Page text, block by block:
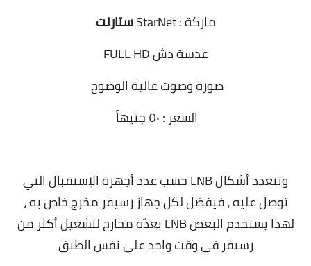
ماركة : StarNet
ستارنت
عدسة دش FULL HD
صورة وصوت عالية الوضوح
السعر : ٥٠ جنيهاً
وتتعدد أشكال LNB حسب عدد أجهزة الإستقبال التي
توصل عليه ، فيفضل لكل جهاز رسيفر مخرج خاص به ،
لهذا يستخدم البعض LNB بعدّة مخارج لتشغيل أكثر من
رسيفر في وقت واحد على نفس الطبق